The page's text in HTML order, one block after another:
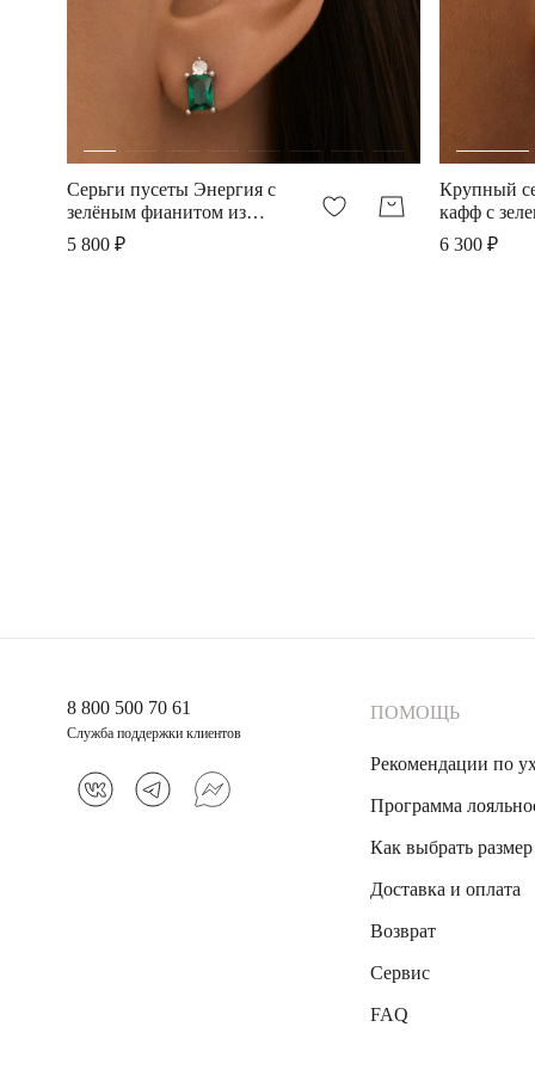
Серьги пусеты Энергия с
зелёным фианитом из
серебра
5 800 ₽
Крупный
кафф с
фианитом
6 300 ₽
8 800 500 70 61
Служба поддержки клиентов
ПОМОЩЬ
Рекомендации по
Программа
Как выбрать размер
Доставка и оплата
Возврат
Сервис
FAQ